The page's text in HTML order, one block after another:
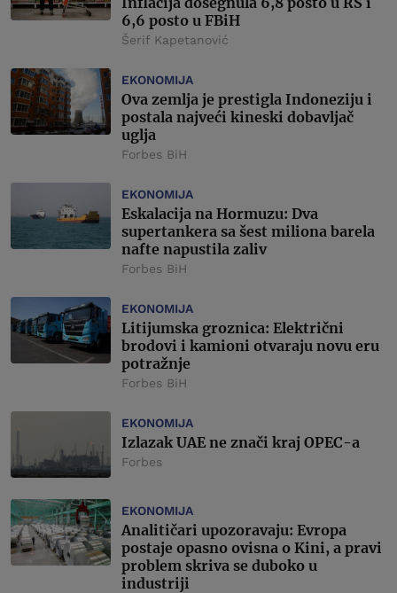
6,6 posto u FBiH
Šerif Kapetanović
EKONOMIJA
Ova zemlja je prestigla Indoneziju i
postala najveći kineski dobavljač
uglja
Forbes BiH
EKONOMIJA
Eskalacija na Hormuzu: Dva
supertankera sa šest miliona barela
nafte napustila zaliv
Forbes BiH
EKONOMIJA
Litijumska groznica: Električni
brodovi i kamioni otvaraju novu eru
potražnje
Forbes BiH
EKONOMIJA
Izlazak UAE ne znači kraj OPEC-a
Forbes
EKONOMIJA
Analitičari upozoravaju: Evropa
postaje opasno ovisna o Kini, a pravi
problem skriva se duboko u
industriji